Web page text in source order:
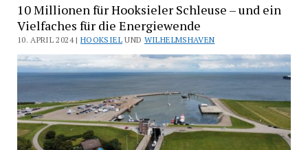
10 Millionen für Hooksieler Schleuse – und ein
Vielfaches für die Energiewende
10. APRIL 2024 |HOOKSIELUND WILHELMSHAVEN